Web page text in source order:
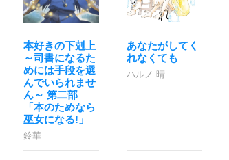
本好きの下剋上
～司書になるた
めには手段を選
んでいられませ
ん～ 第二部
「本のためなら
巫女になる!」
鈴華
あなたがしてく
れなくても
ハルノ 晴